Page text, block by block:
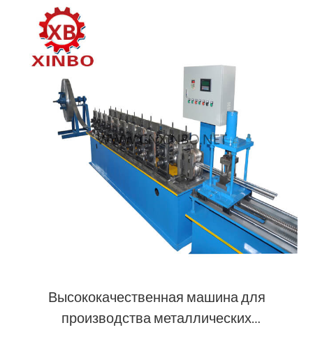
Высококачественная машина для
производства металлических